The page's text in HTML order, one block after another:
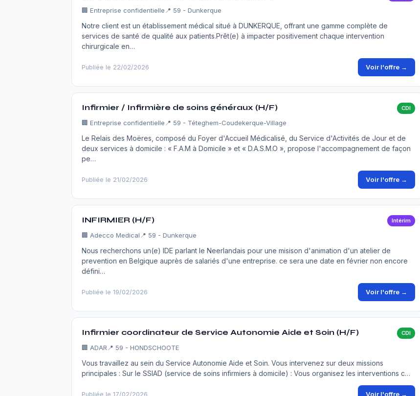
🏢 Entreprise confidentielle 📍 59 - Dunkerque
Notre client est un établissement médical situé à DUNKERQUE, offrant une gamme complète de
services de santé de qualité aux patients.Prêt(e) à impacter positivement chaque intervention
chirurgicale en…
Publiée le 22/02/2026 Voir l'offre →
Infirmier / Infirmière de soins généraux (H/F) CDI
🏢 Entreprise confidentielle 📍 59 - Téteghem-Coudekerque-Village
Le Relais des Moëres, composé du Foyer d'Accueil Médicalisé, du Service d'Activités de Jour et de
deux services à domicile : « F.A.M à Domicile » et « D.A.S.M.O », propose l'accompagnement de façon
pe…
Publiée le 21/02/2026 Voir l'offre →
INFIRMIER (H/F) Intérim
🏢 Adecco Medical 📍 59 - Dunkerque
Nous recherchons un(e) IDE parlant le Neerlandais pour une misison d'animation d'un atelier de
prevention en Belgique auprès de salariés d'une entreprise. ce sera une date en février non encore
défini…
Publiée le 19/02/2026 Voir l'offre →
Infirmier coordinateur de Service Autonomie Aide et Soin (H/F) CDI
🏢 ADAR 📍 59 - HONDSCHOOTE
Vous travaillez au sein du Service Autonomie Aide et Soin. Vous intervenez sur deux missions
principales : Sur le SSIAD (service de soins infirmiers à domicile) : Vous organisez les interventions c…
Publiée le 17/02/2026 Voir l'offre →